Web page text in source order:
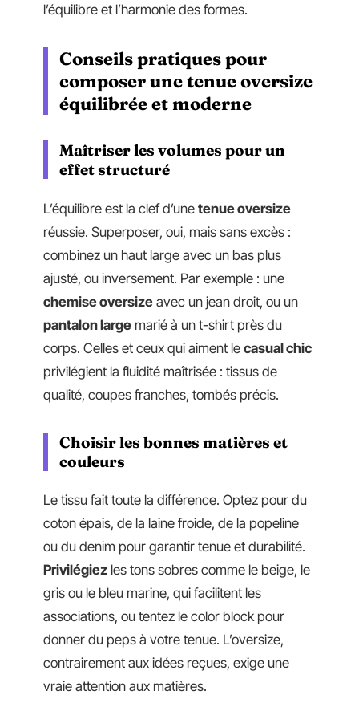
l’équilibre et l’harmonie des formes.
Conseils pratiques pour
composer une tenue oversize
équilibrée et moderne
Maîtriser les volumes pour un
effet structuré
L’équilibre est la clef d’une tenue oversize
réussie. Superposer, oui, mais sans excès :
combinez un haut large avec un bas plus
ajusté, ou inversement. Par exemple : une
chemise oversize avec un jean droit, ou un
pantalon large marié à un t-shirt près du
corps. Celles et ceux qui aiment le casual chic
privilégient la fluidité maîtrisée : tissus de
qualité, coupes franches, tombés précis.
Choisir les bonnes matières et
couleurs
Le tissu fait toute la différence. Optez pour du
coton épais, de la laine froide, de la popeline
ou du denim pour garantir tenue et durabilité.
Privilégiez les tons sobres comme le beige, le
gris ou le bleu marine, qui facilitent les
associations, ou tentez le color block pour
donner du peps à votre tenue. L’oversize,
contrairement aux idées reçues, exige une
vraie attention aux matières.